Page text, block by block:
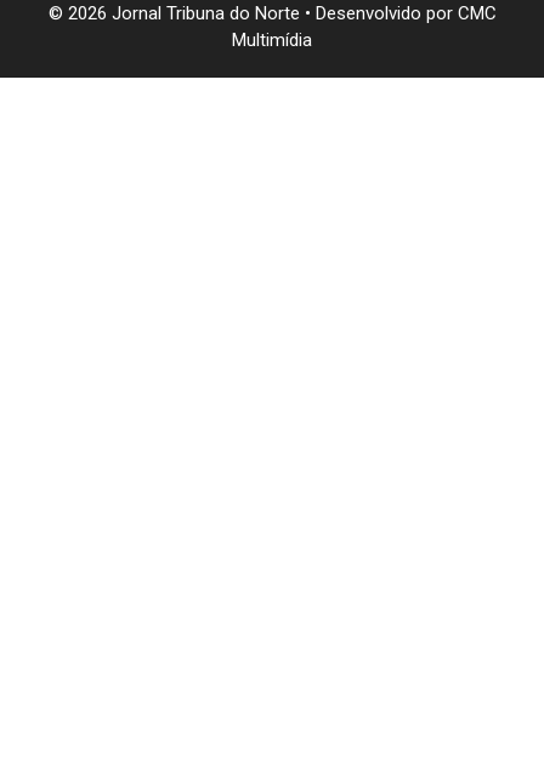
© 2026 Jornal Tribuna do Norte • Desenvolvido por CMC
Multimídia